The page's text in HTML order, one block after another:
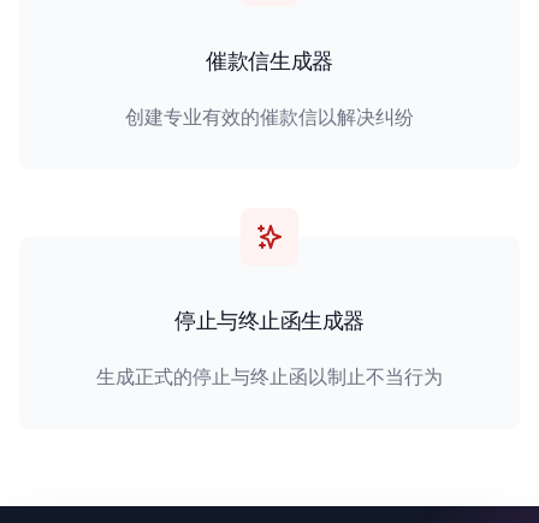
催款信生成器
创建专业有效的催款信以解决纠纷
停止与终止函生成器
生成正式的停止与终止函以制止不当行为